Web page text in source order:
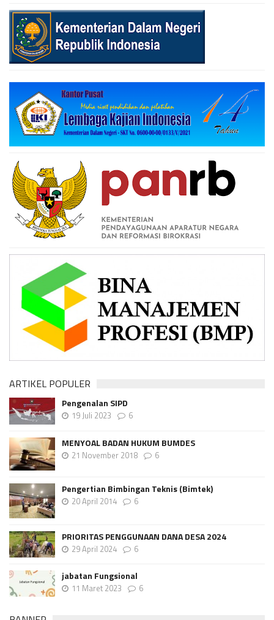
ARTIKEL POPULER
Pengenalan SIPD
19 Juli 2023 6
MENYOAL BADAN HUKUM BUMDES
21 November 2018 6
Pengertian Bimbingan Teknis (Bimtek)
20 April 2014 6
PRIORITAS PENGGUNAAN DANA DESA 2024
29 April 2024 6
jabatan Fungsional
11 Maret 2023 6